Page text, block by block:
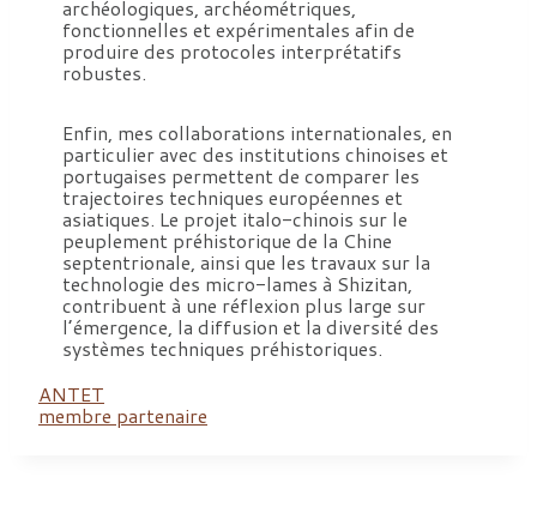
archéologiques, archéométriques,
fonctionnelles et expérimentales afin de
produire des protocoles interprétatifs
robustes.
Enfin, mes collaborations internationales, en
particulier avec des institutions chinoises et
portugaises permettent de comparer les
trajectoires techniques européennes et
asiatiques. Le projet italo-chinois sur le
peuplement préhistorique de la Chine
septentrionale, ainsi que les travaux sur la
technologie des micro-lames à Shizitan,
contribuent à une réflexion plus large sur
l’émergence, la diffusion et la diversité des
systèmes techniques préhistoriques.
ANTET
membre partenaire